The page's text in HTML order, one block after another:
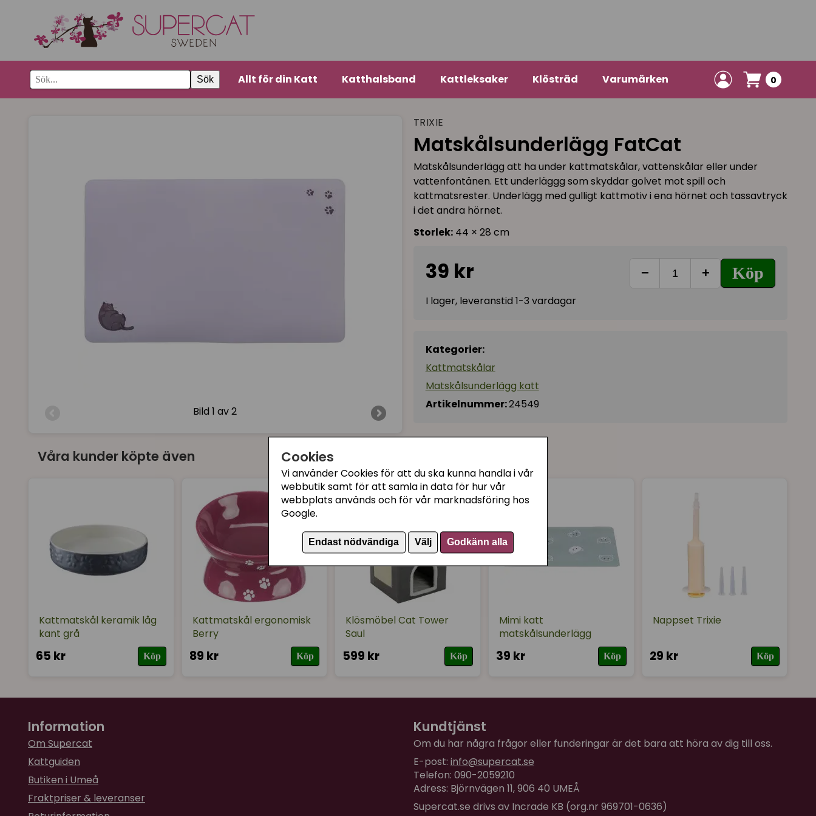
Cookies
Vi använder Cookies för att du ska kunna handla i vår
webbutik samt för att samla in data för hur vår
webbplats används och för vår marknadsföring hos
Google.
Endast nödvändiga Välj Godkänn alla
Sök Allt för din Katt Katthalsband Kattleksaker Klösträd Varumärken 0
Bild1 av 2
TRIXIE
Matskålsunderlägg FatCat
Matskålsunderlägg att ha under kattmatskålar, vattenskålar eller under
vattenfontänen. Ett underläggg som skyddar golvet mot spill och
kattmatsrester. Underlägg med gulligt kattmotiv i ena hörnet och tassavtryck
i det andra hörnet.
Storlek:44 × 28 cm
39 kr − + Köp
I lager, leveranstid 1-3 vardagar
Kategorier:
Kattmatskålar
Matskålsunderlägg katt
Artikelnummer:24549
Våra kunder köpte även
Kattmatskål keramik låg
kant grå
65 kr Köp
Kattmatskål ergonomisk
Berry
89 kr Köp
Klösmöbel Cat Tower
Saul
599 kr Köp
Mimi katt
matskålsunderlägg
39 kr Köp
Nappset Trixie
29 kr Köp
Information
Om Supercat
Kattguiden
Butiken i Umeå
Fraktpriser & leveranser
Kundtjänst
Om du har några frågor eller funderingar är det bara att höra av dig till oss.
E-post: info@supercat.se
Telefon: 090-2059210
Adress: Björnvägen 11, 906 40 UMEÅ
Supercat.se drivs av Incrade KB (org.nr 969701-0636)